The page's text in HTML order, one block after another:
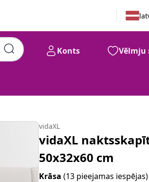
Konts Vēlmju
vidaXL
vidaXL
50x32x60 cm
Krāsa(13 pieejamas iespējas)